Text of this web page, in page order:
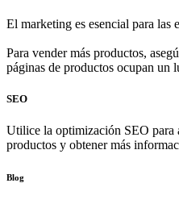
El marketing es esencial para las
Para vender más productos,
páginas de productos ocupan un
SEO
Utilice la optimización SEO para
productos y obtener más
Blog